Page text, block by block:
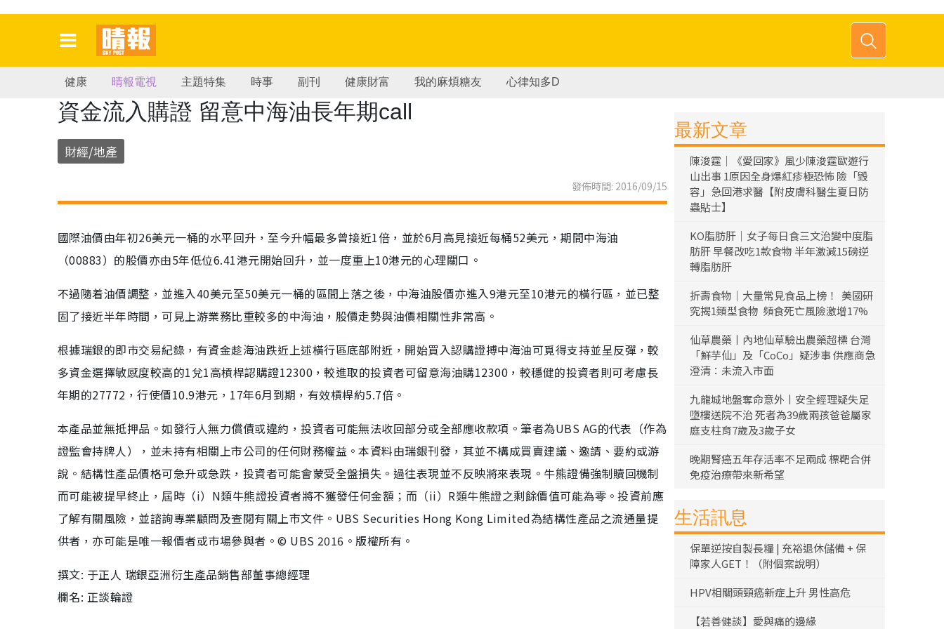
健康 晴報電視 主題特集 時事 副刊 健康財富 我的麻煩糖友 心律知多D
資金流入購證 留意中海油長年期call
財經/地產
發佈時間: 2016/09/15
國際油價由年初26美元一桶的水平回升，至今升幅最多曾接近1倍，並於6月高見接近每桶52美元，期間中海油
（00883）的股價亦由5年低位6.41港元開始回升，並一度重上10港元的心理關口。
不過隨着油價調整，並進入40美元至50美元一桶的區間上落之後，中海油股價亦進入9港元至10港元的橫行區，並已整
固了接近半年時間，可見上游業務比重較多的中海油，股價走勢與油價相關性非常高。
根據瑞銀的即巿交易紀錄，有資金趁海油跌近上述橫行區底部附近，開始買入認購證搏中海油可覓得支持並呈反彈，較
多資金選擇敏感度較高的1兌1高槓桿認購證12300，較進取的投資者可留意海油購12300，較穩健的投資者則可考慮長
年期的27772，行使價10.9港元，17年6月到期，有效槓桿約5.7倍。
本產品並無抵押品。如發行人無力償債或違約，投資者可能無法收回部分或全部應收款項。筆者為UBS AG的代表（作為
證監會持牌人），並未持有相關上市公司的任何財務權益。本資料由瑞銀刊發，其並不構成買賣建議、邀請、要約或游
說。結構性產品價格可急升或急跌，投資者可能會蒙受全盤損失。過往表現並不反映將來表現。牛熊證備強制贖回機制
而可能被提早終止，屆時（i）N類牛熊證投資者將不獲發任何金額；而（ii）R類牛熊證之剩餘價值可能為零。投資前應
了解有關風險，並諮詢專業顧問及查閱有關上市文件。UBS Securities Hong Kong Limited為結構性產品之流通量提
供者，亦可能是唯一報價者或巿場參與者。© UBS 2016。版權所有。
撰文: 于正人 瑞銀亞洲衍生產品銷售部董事總經理
欄名: 正談輪證
最新文章
陳浚霆｜《愛回家》風少陳浚霆歐遊行
山出事 1原因全身爆紅疹極恐怖 險「毀
容」急回港求醫【附皮膚科醫生夏日防
蟲貼士】
KO脂肪肝｜女子每日食三文治變中度脂
肪肝 早餐改吃1款食物 半年激減15磅逆
轉脂肪肝
折壽食物｜大量常見食品上榜！ 美國研
究揭1類型食物 頻食死亡風險激增17%
仙草農藥丨內地仙草驗出農藥超標 台灣
「鮮芋仙」及「CoCo」疑涉事 供應商急
澄清：未流入市面
九龍城地盤奪命意外丨安全經理疑失足
墮樓送院不治 死者為39歲兩孩爸爸屬家
庭支柱育7歲及3歲子女
晚期腎癌五年存活率不足兩成 標靶合併
免疫治療帶來新希望
生活訊息
保單逆按自製長糧 | 充裕退休儲備 + 保
障家人GET！（附個案說明）
HPV相關頭頸癌新症上升 男性高危
【若善健談】愛與痛的邊緣